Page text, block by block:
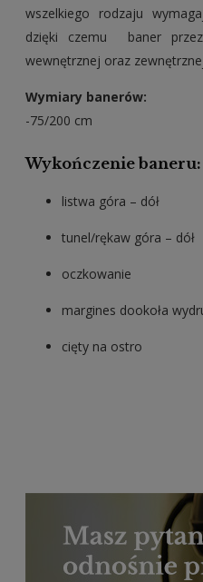
wszelkiego rodzaju
dzięki czemu baner
wewnętrznej oraz
Wymiary banerów:
-75/200 cm
Wykończenie baneru:
listwa góra – dół
tunel/rękaw góra – dół
oczkowanie
margines dookoła
cięty na ostro